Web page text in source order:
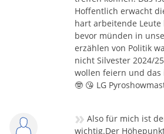
Hoffentlich erwacht
hart arbeitende
bevor münden in
erzählen von Politik
nicht Silvester 2024/
wollen feiern und das
🤓 😘 LG
» Also für mich ist
wichtig.Der